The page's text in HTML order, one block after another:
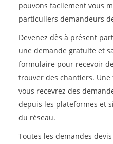
pouvons facilement vous
particuliers demandeurs
Devenez dès à présent
une demande gratuite et
formulaire pour recevoir
trouver des chantiers.
vous recevrez des
depuis les plateformes et
du réseau.
Toutes les demandes